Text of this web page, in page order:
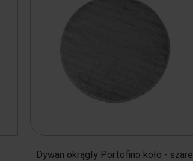
Dywan okrągły Portofino koło - szare